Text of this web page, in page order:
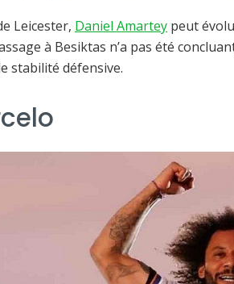
Leicester, Daniel Amartey peut
à Besiktas n’a pas été
stabilité défensive.